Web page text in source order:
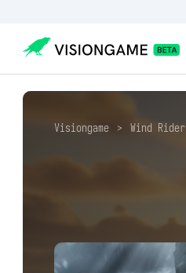
Visiongame > Wind Rider